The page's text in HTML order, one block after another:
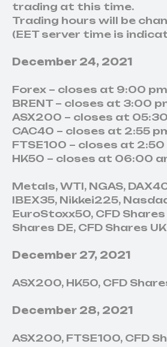
trading at this time.
Trading hours will be
(EET server time is
December 24, 2021
Forex – closes at 9:00 pm
BRENT – closes at 3:00
ASX200 – closes at
CAC40 – closes at 2:55
FTSE100 – closes at 2:50
HK50 – closes at 06:00
Metals, WTI, NGAS,
IBEX35, Nikkei225,
EuroStoxx50, CFD Shares
Shares DE, CFD Shares
December 27, 2021
ASX200, HK50, CFD
December 28, 2021
ASX200, FTSE100, CFD